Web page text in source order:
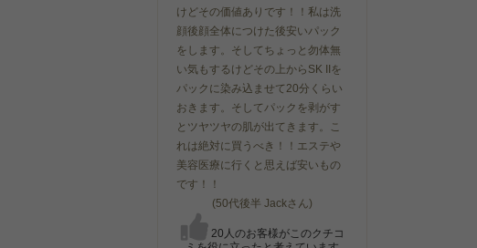
けどその価値ありです！！私は洗
顔後顔全体につけた後安いパック
をします。そしてちょっと勿体無
い気もするけどその上からSK IIを
パックに染み込ませて20分くらい
おきます。そしてパックを剥がす
とツヤツヤの肌が出てきます。こ
れは絶対に買うべき！！エステや
美容医療に行くと思えば安いもの
です！！
(50代後半 Jackさん)
20人のお客様がこのクチコ